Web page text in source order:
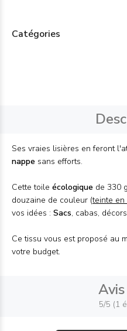
Catégories
Ses vraies lisières en feront
nappe sans efforts.
Cette toile écologique de 330
douzaine de couleur (teinte en
vos idées : Sacs, cabas,
Ce tissu vous est proposé au
votre budget.
5/5 (1